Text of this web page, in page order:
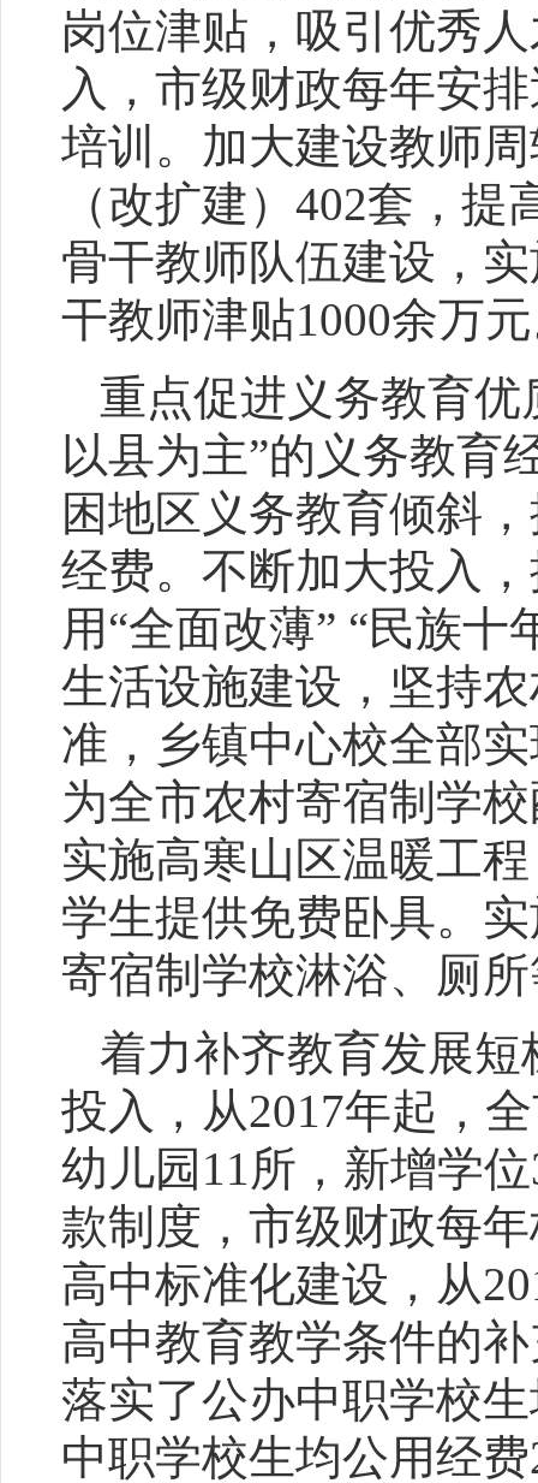
岗位津贴，吸引优秀
入，市级财政每年安
培训。加大建设教师
（改扩建）402套，
骨干教师队伍建设，
干教师津贴1000余万
重点促进义务教育
以县为主”的义务教育
困地区义务教育倾斜
经费。不断加大投入
用“全面改薄” “民族
生活设施建设，坚持
准，乡镇中心校全部
为全市农村寄宿制学
实施高寒山区温暖工
学生提供免费卧具。
寄宿制学校淋浴、厕
着力补齐教育发展
投入，从2017年起，
幼儿园11所，新增学
款制度，市级财政每
高中标准化建设，从
高中教育教学条件的
落实了公办中职学校
中职学校生均公用经